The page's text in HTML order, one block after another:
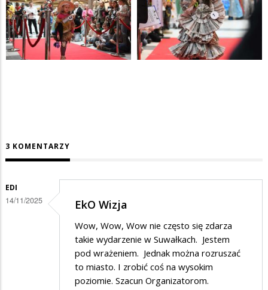
3 KOMENTARZY
EDI
14/11/2025 EkO Wizja
Wow, Wow, Wow nie często się zdarza
takie wydarzenie w Suwałkach. Jestem
pod wrażeniem. Jednak można rozruszać
to miasto. I zrobić coś na wysokim
poziomie. Szacun Organizatorom.